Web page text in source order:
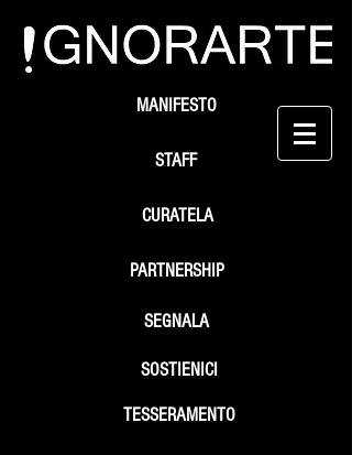
STAFF
SEGNALA
SOSTIENICI
MANIFESTO
PARTNERSHIP
TESSERAMENTO
CURATELA